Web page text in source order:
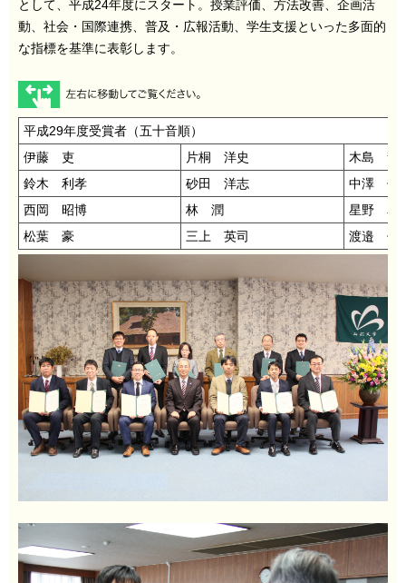
として、平成24年度にスタート。授業評価、方法改善、企画活
動、社会・国際連携、普及・広報活動、学生支援といった多面的
な指標を基準に表彰します。
平成29年度受賞者（五十音順）
伊藤 吏
片桐 洋史
木島 龍
鈴木 利孝
砂田 洋志
中澤 信
西岡 昭博
林 潤
星野 友
松葉 豪
三上 英司 渡邉 信